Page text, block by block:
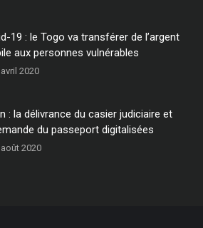
19 : le Togo va transférer de l’argent
aux personnes vulnérables
2020
: la délivrance du casier judiciaire et
du passeport digitalisées
août 2020